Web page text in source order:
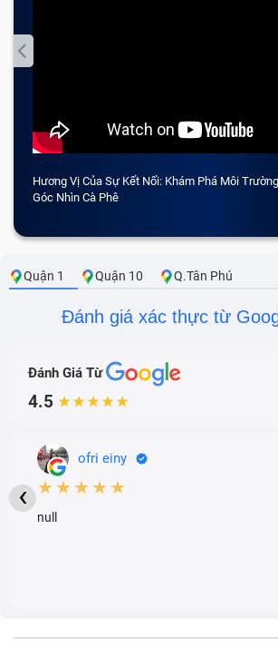
Hương Vị Của Sự Kết Nối: Khám Phá Môi
Góc Nhìn Cà Phê
Quận 1 Quận 10 Q.Tân Phú
Đánh giá xác thực từ
Đánh Giá Từ
4.5 ★★★★★
ofri einy
★★★★★
null
‹